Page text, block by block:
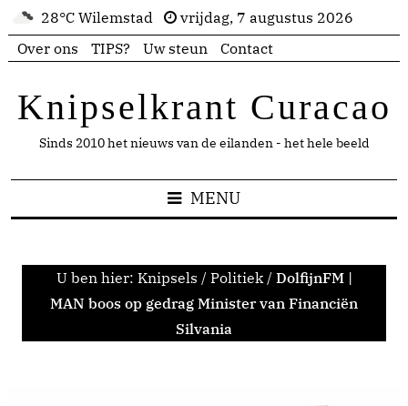
28°C Wilemstad
vrijdag, 7 augustus 2026
Over ons
TIPS? Uw steun Contact
Knipselkrant Curacao
Sinds 2010 het nieuws van de eilanden - het hele beeld
MENU
U ben hier: Knipsels / Politiek / DolfijnFM |
MAN boos op gedrag Minister van Financiën
Silvania